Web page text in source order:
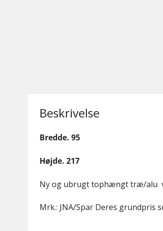
Beskrivelse
Bredde. 95
Højde. 217
Ny og ubrugt tophængt træ/alu
Mrk.: JNA/Spar Deres grundpris